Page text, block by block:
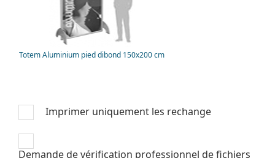
Totem Aluminium pied dibond 150x200 cm
Imprimer uniquement les rechange
Demande de vérification professionnel de fichiers